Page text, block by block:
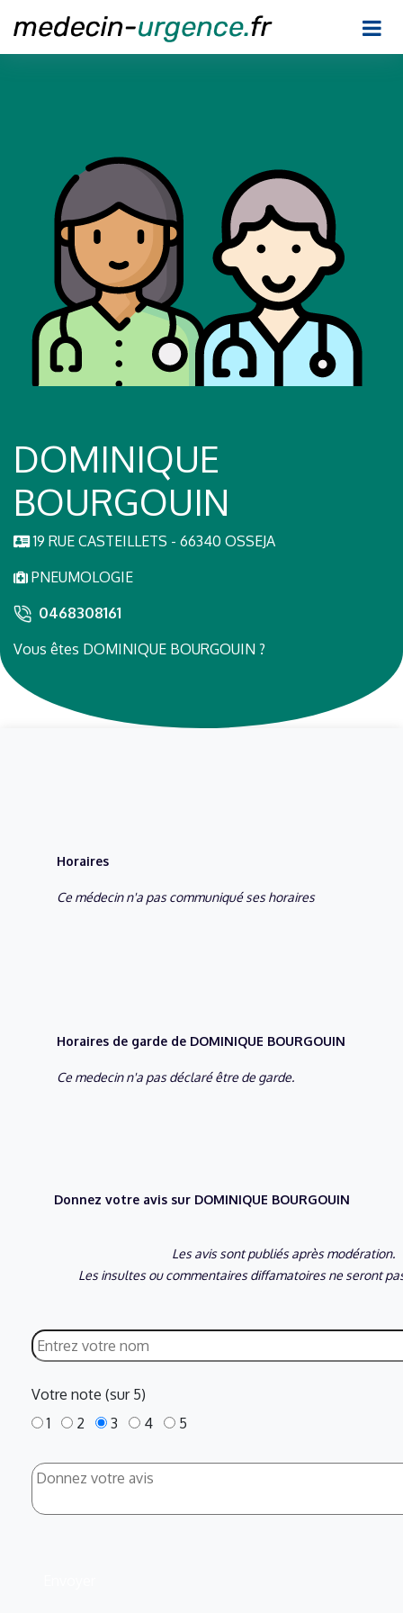
DOMINIQUE
BOURGOUIN
19 RUE CASTEILLETS - 66340 OSSEJA
PNEUMOLOGIE
0468308161
Vous êtes DOMINIQUE BOURGOUIN ?
Horaires
Ce médecin n'a pas communiqué ses horaires
Horaires de garde de DOMINIQUE BOURGOUIN
Ce medecin n'a pas déclaré être de garde.
Donnez votre avis sur DOMINIQUE BOURGOUIN
Les avis sont publiés après modération.
Les insultes ou commentaires diffamatoires ne seront
Votre note (sur 5)
1
2 3 4 5